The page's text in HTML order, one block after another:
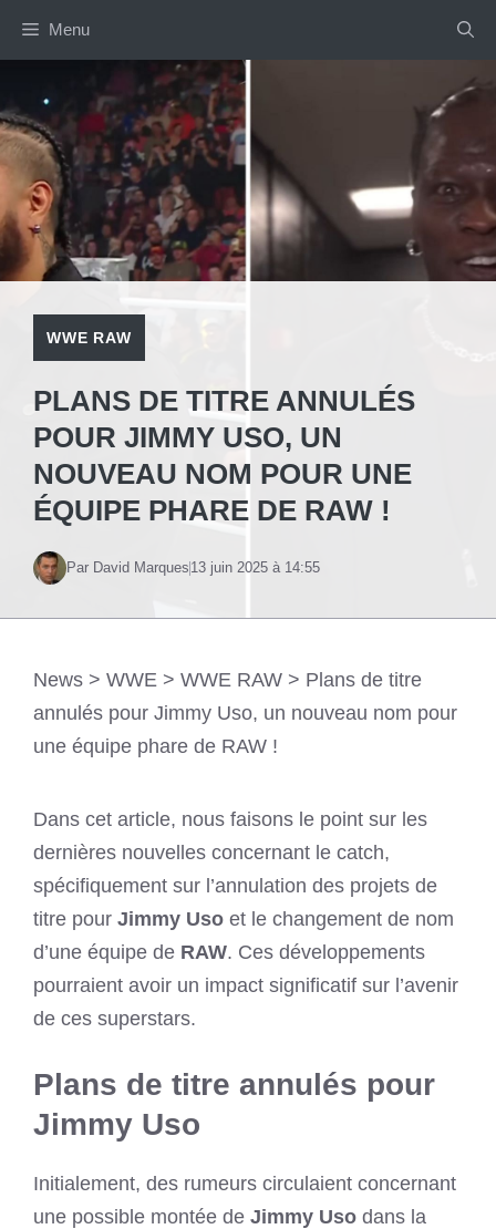
Menu
WWE RAW
PLANS DE TITRE ANNULÉS
POUR JIMMY USO, UN
NOUVEAU NOM POUR UNE
ÉQUIPE PHARE DE RAW !
Par David Marques 13 juin 2025 à 14:55
News > WWE > WWE RAW > Plans de titre
annulés pour Jimmy Uso, un nouveau nom pour
une équipe phare de RAW !
Dans cet article, nous faisons le point sur les
dernières nouvelles concernant le catch,
spécifiquement sur l’annulation des projets de
titre pour Jimmy Uso et le changement de nom
d’une équipe de RAW. Ces développements
pourraient avoir un impact significatif sur l’avenir
de ces superstars.
Plans de titre annulés pour
Jimmy Uso
Initialement, des rumeurs circulaient concernant
une possible montée de Jimmy Uso dans la